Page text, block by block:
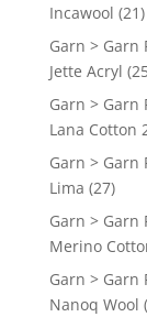
Incawool (21)
Garn >
Jette Acryl
Garn >
Lana Cotton
Garn >
Lima (27)
Garn >
Merino
Garn >
Nanoq Wool